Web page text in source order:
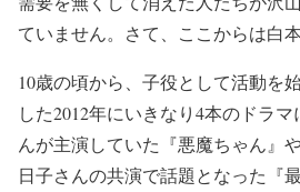
ていません。さて、ここからは白
10歳の頃から、子役として活動を
した2012年にいきなり4本のドラ
んが主演していた『悪魔ちゃん』
日子さんの共演で話題となった『